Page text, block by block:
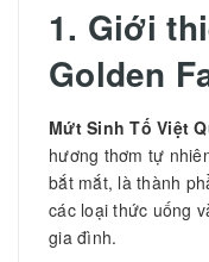
1. Giới
Golden
Mứt Sinh Tố Việt
hương thơm tự
bắt mắt, là thành
các loại thức uống
gia đình.